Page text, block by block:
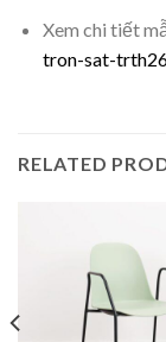
Xem chi tiết
tron-sat-
RELATED